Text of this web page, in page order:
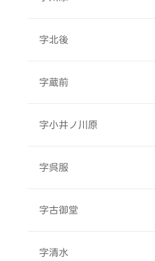
字北後
字蔵前
字小井ノ川原
字呉服
字古御堂
字清水